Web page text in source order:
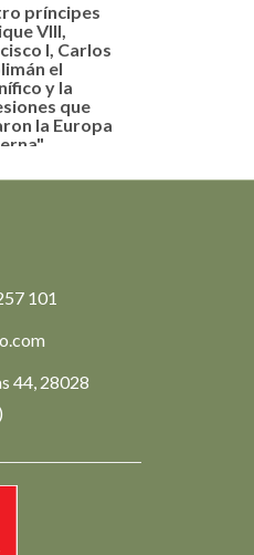
príncipes
VIII,
I, Carlos
el
y la
que
la Europa
101
44, 28028